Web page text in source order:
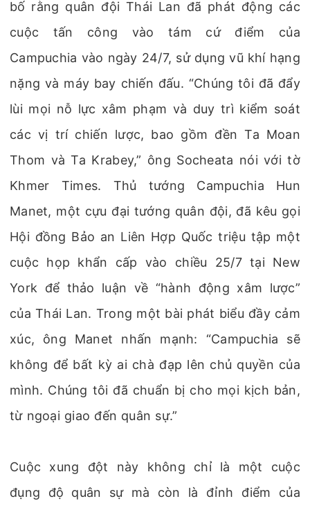
bố rằng quân đội Thái Lan đã phát động các
cuộc tấn công vào tám cứ điểm của
Campuchia vào ngày 24/7, sử dụng vũ khí hạng
nặng và máy bay chiến đấu. “Chúng tôi đã đẩy
lùi mọi nỗ lực xâm phạm và duy trì kiểm soát
các vị trí chiến lược, bao gồm đền Ta Moan
Thom và Ta Krabey,” ông Socheata nói với tờ
Khmer Times. Thủ tướng Campuchia Hun
Manet, một cựu đại tướng quân đội, đã kêu gọi
Hội đồng Bảo an Liên Hợp Quốc triệu tập một
cuộc họp khẩn cấp vào chiều 25/7 tại New
York để thảo luận về “hành động xâm lược”
của Thái Lan. Trong một bài phát biểu đầy cảm
xúc, ông Manet nhấn mạnh: “Campuchia sẽ
không để bất kỳ ai chà đạp lên chủ quyền của
mình. Chúng tôi đã chuẩn bị cho mọi kịch bản,
từ ngoại giao đến quân sự.”
Cuộc xung đột này không chỉ là một cuộc
đụng độ quân sự mà còn là đỉnh điểm của